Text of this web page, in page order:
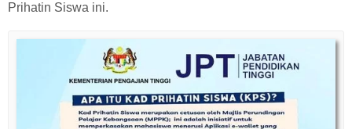
Prihatin Siswa ini.